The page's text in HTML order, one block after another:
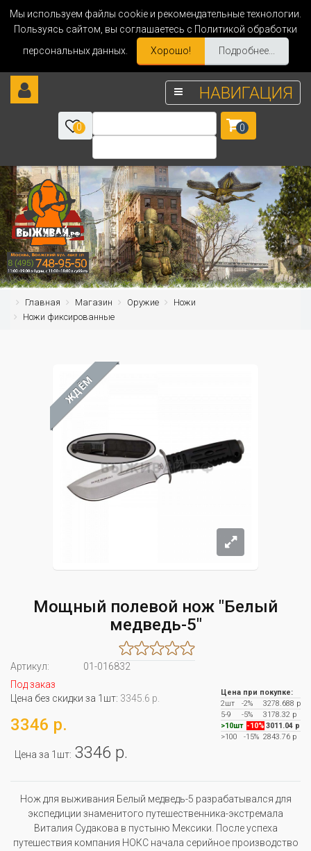
Мы используем файлы cookie и рекомендательные технологии.
Пользуясь сайтом, вы соглашаетесь с Политикой обработки
персональных данных.
Хорошо! Подробнее...
НАВИГАЦИЯ
0 0
Главная Магазин Оружие
Ножи
Ножи фиксированные
ЖДЁМ
Мощный полевой нож "Белый
медведь-5"
Артикул:
01-016832
Под заказ
Цена без скидки за 1шт: 3345.6 р.
3346 р.
Цена за 1шт: 3346 р.
Цена при покупке:
2шт
-2%
3278.688 р
5-9
-5%
3178.32 р
>10шт -10% 3011.04 р
>100
-15% 2843.76 р
Нож для выживания Белый медведь-5 разрабатывался для
экспедиции знаменитого путешественника-экстремала
Виталия Судакова в пустыню Мексики. После успеха
путешествия компания НОКС начала серийное производство